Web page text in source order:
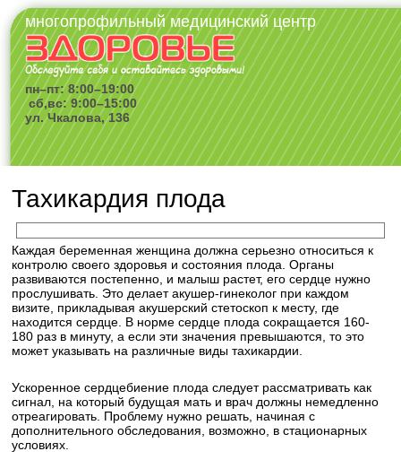
многопрофильный медицинский центр
пн–пт: 8:00–19:00
сб,вс: 9:00–15:00
ул. Чкалова, 136
Тахикардия плода
Каждая беременная женщина должна серьезно относиться к
контролю своего здоровья и состояния плода. Органы
развиваются постепенно, и малыш растет, его сердце нужно
прослушивать. Это делает акушер-гинеколог при каждом
визите, прикладывая акушерский стетоскоп к месту, где
находится сердце. В норме сердце плода сокращается 160-
180 раз в минуту, а если эти значения превышаются, то это
может указывать на различные виды тахикардии.
Ускоренное сердцебиение плода следует рассматривать как
сигнал, на который будущая мать и врач должны немедленно
отреагировать. Проблему нужно решать, начиная с
дополнительного обследования, возможно, в стационарных
условиях.